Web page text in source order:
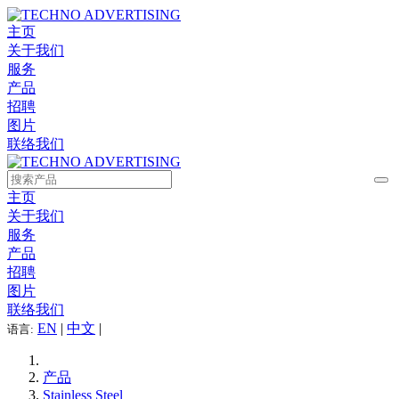
主页
关于我们
服务
产品
招聘
图片
联络我们
主页
关于我们
服务
产品
招聘
图片
联络我们
语言: EN | 中文 |
产品
Stainless Steel